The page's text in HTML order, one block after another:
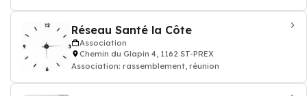
Réseau Santé la Côte
Association
Chemin du Glapin 4, 1162 ST-PREX
Association: rassemblement, réunion